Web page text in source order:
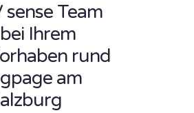
sense Team
Ihrem
rund
am